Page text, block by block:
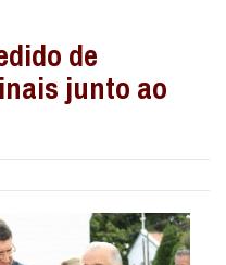
de
junto ao